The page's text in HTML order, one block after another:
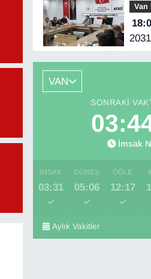
Van
VAN
SONRAKI
İmsak
İMSAK
03:31
GÜNEŞ
05:06
ÖĞLE
12:17
Aylık Vakitler